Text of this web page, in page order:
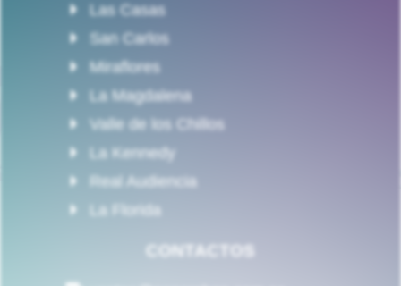
Las Casas
San Carlos
Miraflores
La Magdalena
Valle de los Chillos
La Kennedy
Real Audiencia
La Florida
CONTACTOS